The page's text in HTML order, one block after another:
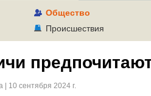
Общество
Происшествия
| 10 сентября 2024 г.